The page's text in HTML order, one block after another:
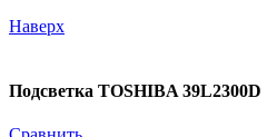
Наверх
Подсветка TOSHIBA 39L2300D